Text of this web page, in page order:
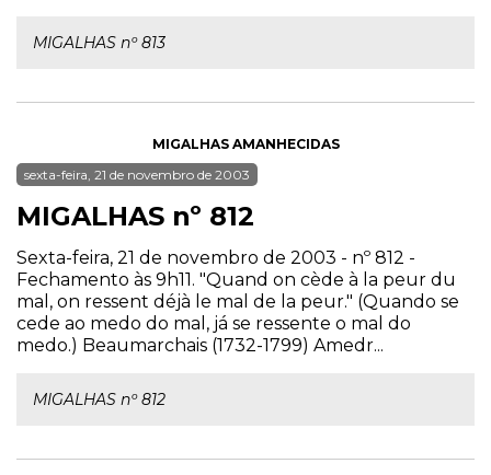
MIGALHAS nº 813
MIGALHAS AMANHECIDAS
sexta-feira, 21 de novembro de 2003
MIGALHAS nº 812
Sexta-feira, 21 de novembro de 2003 - nº 812 -
Fechamento às 9h11. "Quand on cède à la peur du
mal, on ressent déjà le mal de la peur." (Quando se
cede ao medo do mal, já se ressente o mal do
medo.) Beaumarchais (1732-1799) Amedr...
MIGALHAS nº 812